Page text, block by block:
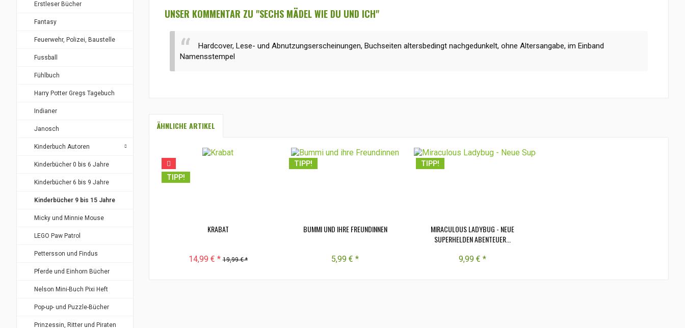
Erstleser Bücher
Fantasy
Feuerwehr, Polizei, Baustelle
Fussball
Fühlbuch
Harry Potter Gregs Tagebuch
Indianer
Janosch
Kinderbuch Autoren
Kinderbücher 0 bis 6 Jahre
Kinderbücher 6 bis 9 Jahre
Kinderbücher 9 bis 15 Jahre
Micky und Minnie Mouse
LEGO Paw Patrol
Pettersson und Findus
Pferde und Einhorn Bücher
Nelson Mini-Buch Pixi Heft
Pop-up- und Puzzle-Bücher
Prinzessin, Ritter und Piraten
UNSER KOMMENTAR ZU "SECHS MÄDEL WIE DU UND ICH"
Hardcover, Lese- und Abnutzungserscheinungen, Buchseiten altersbedingt nachgedunkelt, ohne Altersangabe, im Einband
Namensstempel
ÄHNLICHE ARTIKEL
TIPP!
KRABAT
14,99 € * 19,99 € *
TIPP!
BUMMI UND IHRE FREUNDINNEN
5,99 € *
TIPP!
MIRACULOUS LADYBUG - NEUE
SUPERHELDEN ABENTEUER...
9,99 € *